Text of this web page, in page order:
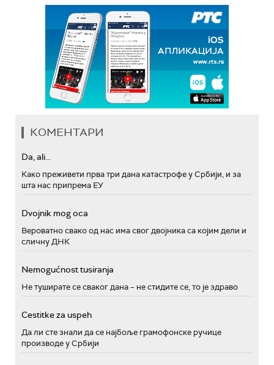
КОМЕНТАРИ
Da, ali...
Како преживети прва три дана катастрофе у Србији, и за
шта нас припрема ЕУ
Dvojnik mog oca
Вероватно свако од нас има свог двојника са којим дели и
сличну ДНК
Nemogućnost tusiranja
Не туширате се сваког дана – не стидите се, то је здраво
Cestitke za uspeh
Да ли сте знали да се најбоље грамофонске ручице
производе у Србији